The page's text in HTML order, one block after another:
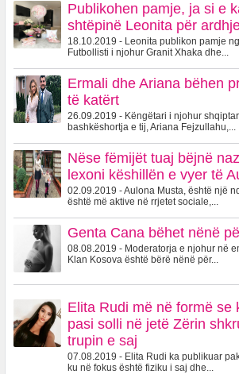
Publikohen pamje, ja si e
shtëpinë Leonita për
18.10.2019 - Leonita publikon pamje
Futbollisti i njohur Granit Xhaka dhe...
Ermali dhe Ariana bëhen
të katërt
26.09.2019 - Këngëtari i njohur
bashkëshortja e tij, Ariana Fejzullahu,...
Nëse fëmijët tuaj bëjnë
lexoni këshillën e vyer të
02.09.2019 - Aulona Musta, është një
është më aktive në rrjetet sociale,...
Genta Cana bëhet nënë
08.08.2019 - Moderatorja e njohur në
Klan Kosova është bërë nënë për...
Elita Rudi më në formë se
pasi solli në jetë Zërin
trupin e saj
07.08.2019 - Elita Rudi ka publikuar
ku në fokus është fiziku i saj dhe...